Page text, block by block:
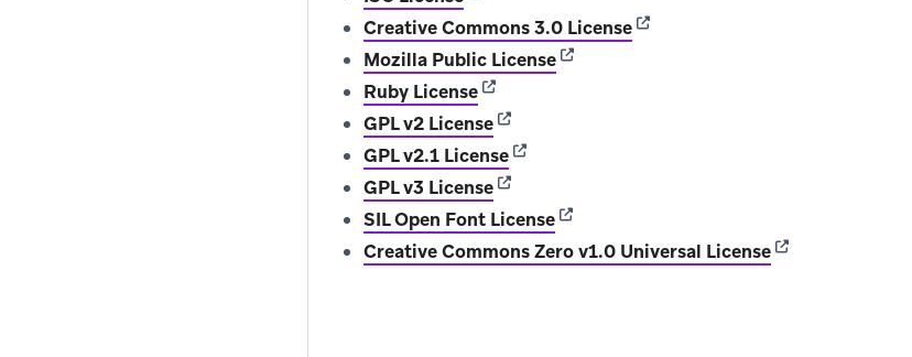
Creative Commons 3.0 License(opens in new tab)
Mozilla Public License(opens in new tab)
Ruby License(opens in new tab)
GPL v2 License(opens in new tab)
GPL v2.1 License(opens in new tab)
GPL v3 License(opens in new tab)
SIL Open Font License(opens in new tab)
Creative Commons Zero v1.0 Universal License(opens in new